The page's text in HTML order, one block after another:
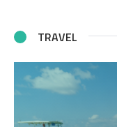
TRAVEL